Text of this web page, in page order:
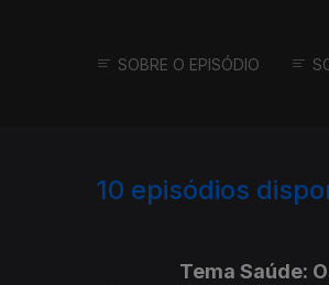
SOBRE O EPISÓDIO
10 episódios
Tema Saúde: